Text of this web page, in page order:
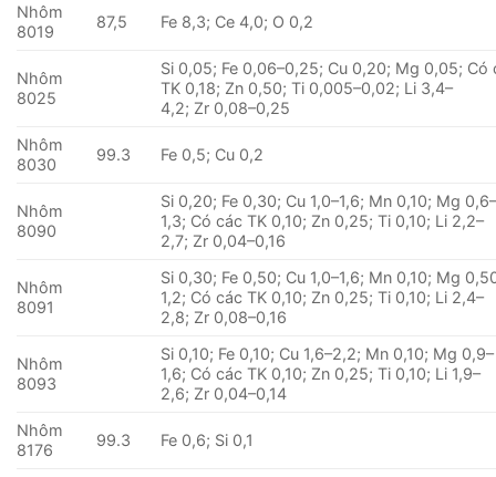
Nhôm
8019
87,5 Fe 8,3; Ce 4,0; O 0,2
Nhôm
8025
Si 0,05; Fe 0,06–0,25; Cu 0,20; Mg 0,05; Có
TK 0,18; Zn 0,50; Ti 0,005–0,02; Li 3,4–
4,2; Zr 0,08–0,25
Nhôm
8030
99.3 Fe 0,5; Cu 0,2
Nhôm
8090
Si 0,20; Fe 0,30; Cu 1,0–1,6; Mn 0,10; Mg
1,3; Có các TK 0,10; Zn 0,25; Ti 0,10; Li 2,2–
2,7; Zr 0,04–0,16
Nhôm
8091
Si 0,30; Fe 0,50; Cu 1,0–1,6; Mn 0,10; Mg
1,2; Có các TK 0,10; Zn 0,25; Ti 0,10; Li 2,4–
2,8; Zr 0,08–0,16
Nhôm
8093
Si 0,10; Fe 0,10; Cu 1,6–2,2; Mn 0,10; Mg 0,9–
1,6; Có các TK 0,10; Zn 0,25; Ti 0,10; Li 1,9–
2,6; Zr 0,04–0,14
Nhôm
8176
99.3 Fe 0,6; Si 0,1